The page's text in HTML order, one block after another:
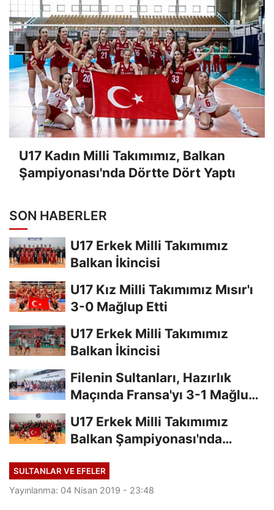
U17 Kadın Milli Takımımız, Balkan
Şampiyonası'nda Dörtte Dört Yaptı
SON HABERLER
U17 Erkek Milli Takımımız
Balkan İkincisi
U17 Kız Milli Takımımız Mısır'ı
3-0 Mağlup Etti
U17 Erkek Milli Takımımız
Balkan İkincisi
Filenin Sultanları, Hazırlık
Maçında Fransa'yı 3-1 Mağlup
U17 Erkek Milli Takımımız
Balkan Şampiyonası'nda
SULTANLAR VE EFELER
Yayınlanma: 04 Nisan 2019 - 23:48